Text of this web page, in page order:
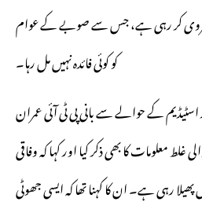
کر رہی ہے، جس سے صوبے کے عوام
کو کوئی فائدہ نہیں مل رہا۔
اسٹیڈیم کے حوالے سے بانی پی ٹی آئی عمران
معلومات کا بھی ذکر کیا اور کہا کہ وفاقی
رہی ہے۔ ان کا کہنا تھا کہ ایسی جھوٹی